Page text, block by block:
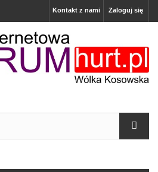
Zaloguj się
Kontakt z nami